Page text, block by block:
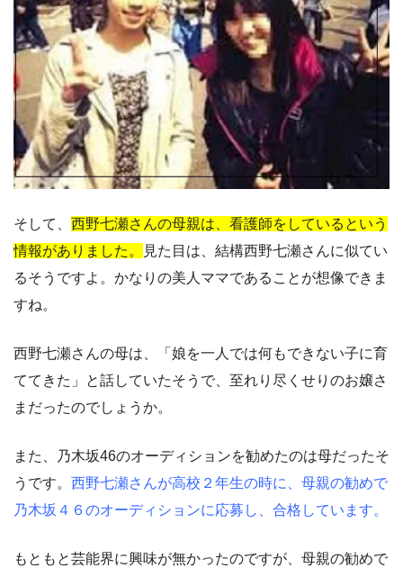
そして、 西野七瀬さんの母親は、看護師をしているという
情報がありました。
見た目は、結構西野七瀬さんに似てい
るそうですよ。かなりの美人ママであることが想像できま
すね。
西野七瀬さんの母は、「娘を一人では何もできない子に育
ててきた」と話していたそうで、至れり尽くせりのお嬢さ
まだったのでしょうか。
また、乃木坂46のオーディションを勧めたのは母だったそ
うです。 西野七瀬さんが高校２年生の時に、母親の勧めで
乃木坂４６のオーディションに応募し、合格しています。
もともと芸能界に興味が無かったのですが、母親の勧めで